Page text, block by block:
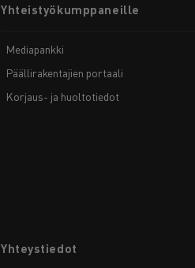
Yhteistyökumppaneille
Mediapankki
Päällirakentajien portaali
Korjaus- ja huoltotiedot
Yhteystiedot